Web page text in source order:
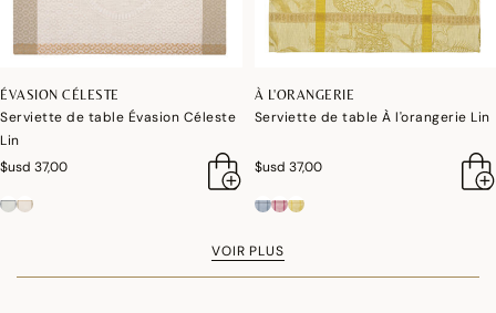
ÉVASION CÉLESTE
Serviette de table Évasion Céleste
Lin
$usd 37,00
À L'ORANGERIE
Serviette de table À l'orangerie Lin
$usd 37,00
VOIR PLUS